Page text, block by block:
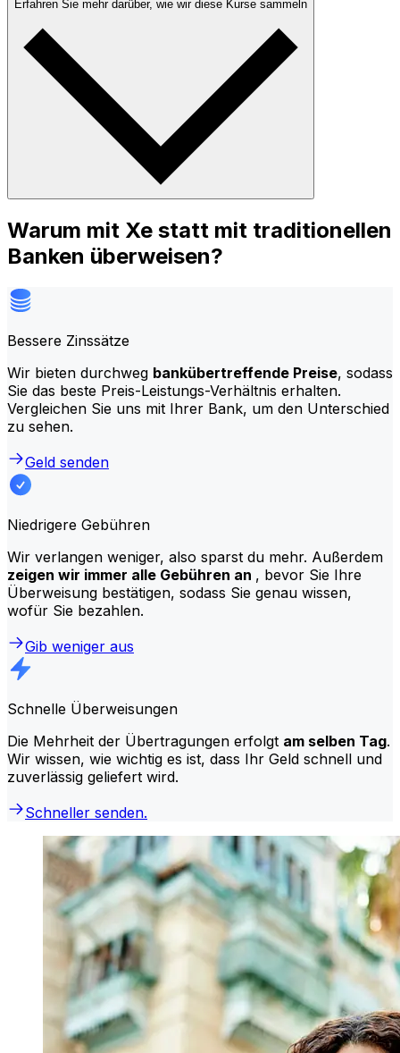
Erfahren Sie mehr darüber, wie wir diese Kurse sammeln
Warum mit Xe statt mit traditionellen
Banken überweisen?
Bessere Zinssätze
Wir bieten durchweg bankübertreffende Preise, sodass
Sie das beste Preis-Leistungs-Verhältnis erhalten.
Vergleichen Sie uns mit Ihrer Bank, um den Unterschied
zu sehen.
Geld senden
Niedrigere Gebühren
Wir verlangen weniger, also sparst du mehr. Außerdem
zeigen wir immer alle Gebühren an , bevor Sie Ihre
Überweisung bestätigen, sodass Sie genau wissen,
wofür Sie bezahlen.
Gib weniger aus
Schnelle Überweisungen
Die Mehrheit der Übertragungen erfolgt am selben Tag.
Wir wissen, wie wichtig es ist, dass Ihr Geld schnell und
zuverlässig geliefert wird.
Schneller senden.